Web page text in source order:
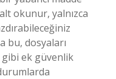
okunur, yalnızca
bu, dosyaları
gibi ek güvenlik